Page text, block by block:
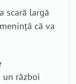
scară largă
că va
război